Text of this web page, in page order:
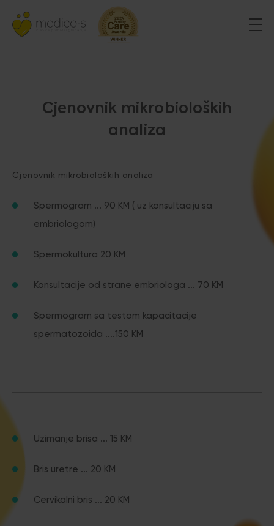
Cjenovnik mikrobioloških
analiza
Cjenovnik mikrobioloških analiza
Spermogram ... 90 KM ( uz konsultaciju sa
embriologom)
Spermokultura 20 KM
Konsultacije od strane embriologa ... 70 KM
Spermogram sa testom kapacitacije
spermatozoida ....150 KM
Uzimanje brisa ... 15 KM
Bris uretre ... 20 KM
Cervikalni bris ... 20 KM